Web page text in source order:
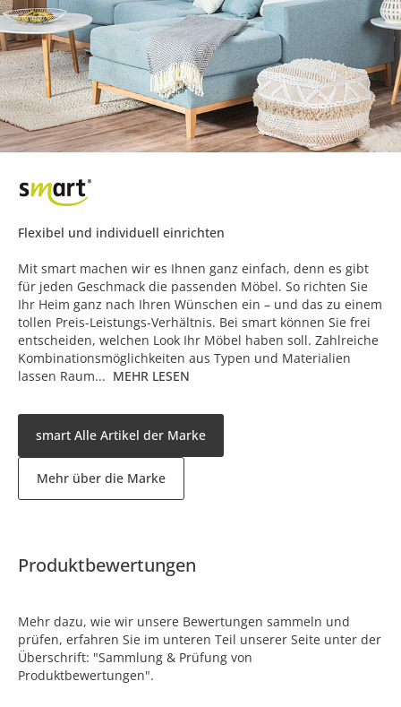
Flexibel und individuell einrichten
Mit smart machen wir es Ihnen ganz einfach, denn es gibt
für jeden Geschmack die passenden Möbel. So richten Sie
Ihr Heim ganz nach Ihren Wünschen ein – und das zu einem
tollen Preis-Leistungs-Verhältnis. Bei smart können Sie frei
entscheiden, welchen Look Ihr Möbel haben soll. Zahlreiche
Kombinationsmöglichkeiten aus Typen und Materialien
lassen Raum... MEHR LESEN
smart Alle Artikel der Marke
Mehr über die Marke
Produktbewertungen
Mehr dazu, wie wir unsere Bewertungen sammeln und
prüfen, erfahren Sie im unteren Teil unserer Seite unter der
Überschrift: "Sammlung & Prüfung von
Produktbewertungen".